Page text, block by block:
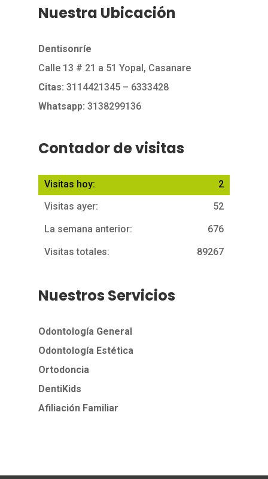
Nuestra Ubicación
Dentisonríe
Calle 13 # 21 a 51 Yopal, Casanare
Citas: 3114421345 – 6333428
Whatsapp: 3138299136
Contador de visitas
2
Visitas hoy:
52
Visitas ayer:
676
La semana anterior:
89267
Visitas totales:
Nuestros Servicios
Odontología General
Odontología Estética
Ortodoncia
DentiKids
Afiliación Familiar